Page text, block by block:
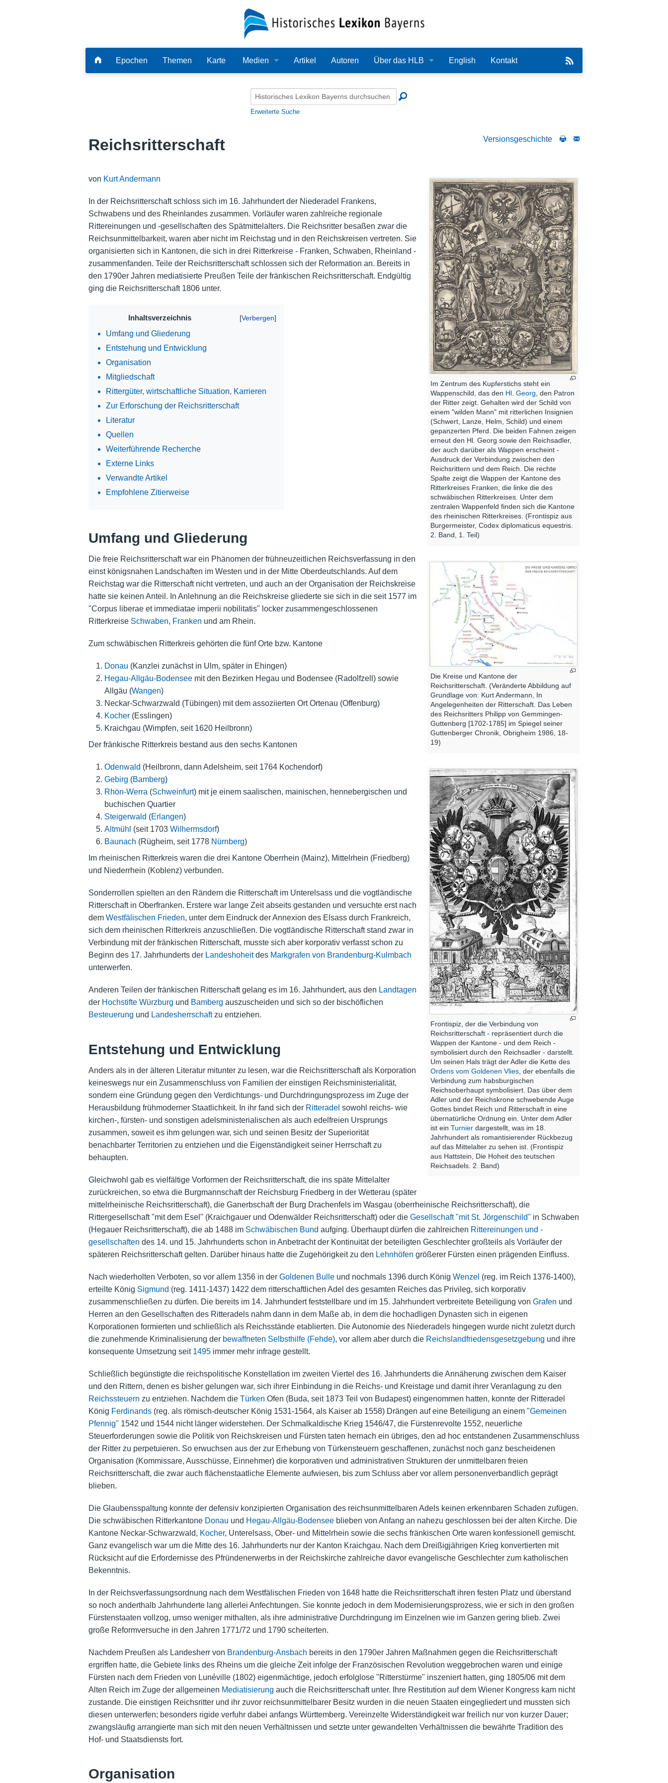
Epochen Themen Karte Medien
Audio
Artikel Autoren Über das HLB
Redaktion
Zehn Jahre HLB
Häufige Fragen
Nutzungshinweise
English Kontakt
Erweiterte Suche
Versionsgeschichte
Reichsritterschaft
Im Zentrum des Kupferstichs steht ein
Wappenschild, das den Hl. Georg, den Patron
der Ritter zeigt. Gehalten wird der Schild von
einem "wilden Mann" mit ritterlichen Insignien
(Schwert, Lanze, Helm, Schild) und einem
gepanzerten Pferd. Die beiden Fahnen zeigen
erneut den Hl. Georg sowie den Reichsadler,
der auch darüber als Wappen erscheint -
Ausdruck der Verbindung zwischen den
Reichsrittern und dem Reich. Die rechte
Spalte zeigt die Wappen der Kantone des
Ritterkreises Franken, die linke die des
schwäbischen Ritterkreises. Unter dem
zentralen Wappenfeld finden sich die Kantone
des rheinischen Ritterkreises. (Frontispiz aus
Burgermeister, Codex diplomaticus equestris.
2. Band, 1. Teil)
von Kurt Andermann
In der Reichsritterschaft schloss sich im 16. Jahrhundert der Niederadel Frankens,
Schwabens und des Rheinlandes zusammen. Vorläufer waren zahlreiche regionale
Rittereinungen und -gesellschaften des Spätmittelalters. Die Reichsritter besaßen zwar die
Reichsunmittelbarkeit, waren aber nicht im Reichstag und in den Reichskreisen vertreten. Sie
organisierten sich in Kantonen, die sich in drei Ritterkreise - Franken, Schwaben, Rheinland -
zusammenfanden. Teile der Reichsritterschaft schlossen sich der Reformation an. Bereits in
den 1790er Jahren mediatisierte Preußen Teile der fränkischen Reichsritterschaft. Endgültig
ging die Reichsritterschaft 1806 unter.
Inhaltsverzeichnis
Umfang und Gliederung
Entstehung und Entwicklung
Organisation
Mitgliedschaft
Rittergüter, wirtschaftliche Situation, Karrieren
Zur Erforschung der Reichsritterschaft
Literatur
Quellen
Weiterführende Recherche
Externe Links
Verwandte Artikel
Empfohlene Zitierweise
Umfang und Gliederung
Die Kreise und Kantone der
Reichsritterschaft. (Veränderte Abbildung auf
Grundlage von: Kurt Andermann, In
Angelegenheiten der Ritterschaft. Das Leben
des Reichsritters Philipp von Gemmingen-
Guttenberg [1702-1785] im Spiegel seiner
Guttenberger Chronik, Obrigheim 1986, 18-
19)
Frontispiz, der die Verbindung von
Reichsritterschaft - repräsentiert durch die
Wappen der Kantone - und dem Reich -
symbolisiert durch den Reichsadler - darstellt.
Um seinen Hals trägt der Adler die Kette des
Ordens vom Goldenen Vlies , der ebenfalls die
Verbindung zum habsburgischen
Reichsoberhaupt symbolisiert. Das über dem
Adler und der Reichskrone schwebende Auge
Gottes bindet Reich und Ritterschaft in eine
übernatürliche Ordnung ein. Unter dem Adler
ist einTurnier dargestellt, was im 18.
Jahrhundert als romantisierender Rückbezug
auf das Mittelalter zu sehen ist. (Frontispiz
aus Hattstein, Die Hoheit des teutschen
Reichsadels. 2. Band)
Die freie Reichsritterschaft war ein Phänomen der frühneuzeitlichen Reichsverfassung in den
einst königsnahen Landschaften im Westen und in der Mitte Oberdeutschlands. Auf dem
Reichstag war die Ritterschaft nicht vertreten, und auch an der Organisation der Reichskreise
hatte sie keinen Anteil. In Anlehnung an die Reichskreise gliederte sie sich in die seit 1577 im
"Corpus liberae et immediatae imperii nobilitatis" locker zusammengeschlossenen
Ritterkreise Schwaben, Franken und am Rhein.
Zum schwäbischen Ritterkreis gehörten die fünf Orte bzw. Kantone
Donau (Kanzlei zunächst in Ulm, später in Ehingen)
Hegau-Allgäu-Bodenseemit den Bezirken Hegau und Bodensee (Radolfzell) sowie
Allgäu (Wangen)
Neckar-Schwarzwald (Tübingen) mit dem assoziierten Ort Ortenau (Offenburg)
Kocher(Esslingen)
Kraichgau (Wimpfen, seit 1620 Heilbronn)
Der fränkische Ritterkreis bestand aus den sechs Kantonen
Odenwald (Heilbronn, dann Adelsheim, seit 1764 Kochendorf)
Gebirg (Bamberg)
Rhön-Werra(Schweinfurt) mit je einem saalischen, mainischen, hennebergischen und
buchischen Quartier
Steigerwald (Erlangen)
Altmühl (seit 1703 Wilhermsdorf)
Baunach (Rügheim, seit 1778 Nürnberg)
Im rheinischen Ritterkreis waren die drei Kantone Oberrhein (Mainz), Mittelrhein (Friedberg)
und Niederrhein (Koblenz) verbunden.
Sonderrollen spielten an den Rändern die Ritterschaft im Unterelsass und die vogtländische
Ritterschaft in Oberfranken. Erstere war lange Zeit abseits gestanden und versuchte erst nach
dem Westfälischen Frieden, unter dem Eindruck der Annexion des Elsass durch Frankreich,
sich dem rheinischen Ritterkreis anzuschließen. Die vogtländische Ritterschaft stand zwar in
Verbindung mit der fränkischen Ritterschaft, musste sich aber korporativ verfasst schon zu
Beginn des 17. Jahrhunderts der Landeshoheitdes Markgrafen von Brandenburg-Kulmbach
unterwerfen.
Anderen Teilen der fränkischen Ritterschaft gelang es im 16. Jahrhundert, aus den Landtagen
der Hochstifte Würzburg und Bamberg auszuscheiden und sich so der bischöflichen
Besteuerung und Landesherrschaftzu entziehen.
Entstehung und Entwicklung
Anders als in der älteren Literatur mitunter zu lesen, war die Reichsritterschaft als Korporation
keineswegs nur ein Zusammenschluss von Familien der einstigen Reichsministerialität,
sondern eine Gründung gegen den Verdichtungs- und Durchdringungsprozess im Zuge der
Herausbildung frühmoderner Staatlichkeit. In ihr fand sich der Ritteradel sowohl reichs- wie
kirchen-, fürsten- und sonstigen adelsministerialischen als auch edelfreien Ursprungs
zusammen, soweit es ihm gelungen war, sich und seinen Besitz der Superiorität
benachbarter Territorien zu entziehen und die Eigenständigkeit seiner Herrschaft zu
behaupten.
Gleichwohl gab es vielfältige Vorformen der Reichsritterschaft, die ins späte Mittelalter
zurückreichen, so etwa die Burgmannschaft der Reichsburg Friedberg in der Wetterau (später
mittelrheinische Reichsritterschaft), die Ganerbschaft der Burg Drachenfels im Wasgau (oberrheinische Reichsritterschaft), die
Rittergesellschaft "mit dem Esel" (Kraichgauer und Odenwälder Reichsritterschaft) oder die Gesellschaft "mit St. Jörgenschild" in Schwaben
(Hegauer Reichsritterschaft), die ab 1488 im Schwäbischen Bund aufging. Überhaupt dürfen die zahlreichen Rittereinungen und -
gesellschaften des 14. und 15. Jahrhunderts schon in Anbetracht der Kontinuität der beteiligten Geschlechter großteils als Vorläufer der
späteren Reichsritterschaft gelten. Darüber hinaus hatte die Zugehörigkeit zu den Lehnhöfen größerer Fürsten einen prägenden Einfluss.
Nach wiederholten Verboten, so vor allem 1356 in der Goldenen Bulleund nochmals 1396 durch König Wenzel (reg. im Reich 1376-1400),
erteilte König Sigmund (reg. 1411-1437) 1422 dem ritterschaftlichen Adel des gesamten Reiches das Privileg, sich korporativ
zusammenschließen zu dürfen. Die bereits im 14. Jahrhundert feststellbare und im 15. Jahrhundert verbreitete Beteiligung von Grafen und
Herren an den Gesellschaften des Ritteradels nahm dann in dem Maße ab, in dem die hochadligen Dynasten sich in eigenen
Korporationen formierten und schließlich als Reichsstände etablierten. Die Autonomie des Niederadels hingegen wurde nicht zuletzt durch
die zunehmende Kriminalisierung der bewaffneten Selbsthilfe (Fehde), vor allem aber durch die Reichslandfriedensgesetzgebung und ihre
konsequente Umsetzung seit 1495immer mehr infrage gestellt.
Schließlich begünstigte die reichspolitische Konstellation im zweiten Viertel des 16. Jahrhunderts die Annäherung zwischen dem Kaiser
und den Rittern, denen es bisher gelungen war, sich ihrer Einbindung in die Reichs- und Kreistage und damit ihrer Veranlagung zu den
Reichssteuern zu entziehen. Nachdem die Türken Ofen (Buda, seit 1873 Teil von Budapest) eingenommen hatten, konnte der Ritteradel
König Ferdinands(reg. als römisch-deutscher König 1531-1564, als Kaiser ab 1558) Drängen auf eine Beteiligung an einem "Gemeinen
Pfennig" 1542 und 1544 nicht länger widerstehen. Der Schmalkaldische Krieg 1546/47, die Fürstenrevolte 1552, neuerliche
Steuerforderungen sowie die Politik von Reichskreisen und Fürsten taten hernach ein übriges, den ad hoc entstandenen Zusammenschluss
der Ritter zu perpetuieren. So erwuchsen aus der zur Erhebung von Türkensteuern geschaffenen, zunächst noch ganz bescheidenen
Organisation (Kommissare, Ausschüsse, Einnehmer) die korporativen und administrativen Strukturen der unmittelbaren freien
Reichsritterschaft, die zwar auch flächenstaatliche Elemente aufwiesen, bis zum Schluss aber vor allem personenverbandlich geprägt
blieben.
Die Glaubensspaltung konnte der defensiv konzipierten Organisation des reichsunmittelbaren Adels keinen erkennbaren Schaden zufügen.
Die schwäbischen Ritterkantone Donau und Hegau-Allgäu-Bodenseeblieben von Anfang an nahezu geschlossen bei der alten Kirche. Die
Kantone Neckar-Schwarzwald, Kocher, Unterelsass, Ober- und Mittelrhein sowie die sechs fränkischen Orte waren konfessionell gemischt.
Ganz evangelisch war um die Mitte des 16. Jahrhunderts nur der Kanton Kraichgau. Nach dem Dreißigjährigen Krieg konvertierten mit
Rücksicht auf die Erfordernisse des Pfründenerwerbs in der Reichskirche zahlreiche davor evangelische Geschlechter zum katholischen
Bekenntnis.
In der Reichsverfassungsordnung nach dem Westfälischen Frieden von 1648 hatte die Reichsritterschaft ihren festen Platz und überstand
so noch anderthalb Jahrhunderte lang allerlei Anfechtungen. Sie konnte jedoch in dem Modernisierungsprozess, wie er sich in den großen
Fürstenstaaten vollzog, umso weniger mithalten, als ihre administrative Durchdringung im Einzelnen wie im Ganzen gering blieb. Zwei
große Reformversuche in den Jahren 1771/72 und 1790 scheiterten.
Nachdem Preußen als Landesherr von Brandenburg-Ansbach bereits in den 1790er Jahren Maßnahmen gegen die Reichsritterschaft
ergriffen hatte, die Gebiete links des Rheins um die gleiche Zeit infolge der Französischen Revolution weggebrochen waren und einige
Fürsten nach dem Frieden von Lunéville (1802) eigenmächtige, jedoch erfolglose "Ritterstürme" inszeniert hatten, ging 1805/06 mit dem
Alten Reich im Zuge der allgemeinen Mediatisierung auch die Reichsritterschaft unter. Ihre Restitution auf dem Wiener Kongress kam nicht
zustande. Die einstigen Reichsritter und ihr zuvor reichsunmittelbarer Besitz wurden in die neuen Staaten eingegliedert und mussten sich
diesen unterwerfen; besonders rigide verfuhr dabei anfangs Württemberg. Vereinzelte Widerständigkeit war freilich nur von kurzer Dauer;
zwangsläufig arrangierte man sich mit den neuen Verhältnissen und setzte unter gewandelten Verhältnissen die bewährte Tradition des
Hof- und Staatsdiensts fort.
Organisation